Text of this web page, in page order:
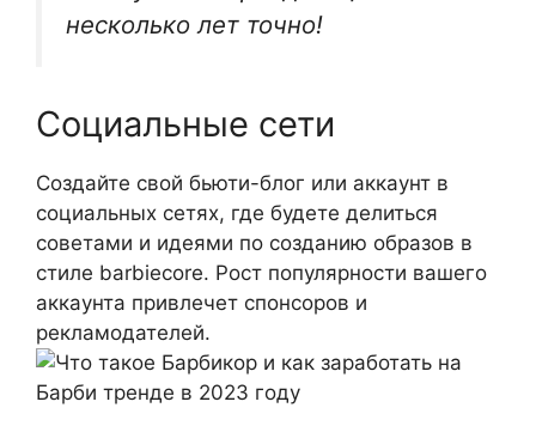
несколько лет точно!
Социальные сети
Создайте свой бьюти-блог или аккаунт в
социальных сетях, где будете делиться
советами и идеями по созданию образов в
стиле barbiecore. Рост популярности вашего
аккаунта привлечет спонсоров и
рекламодателей.